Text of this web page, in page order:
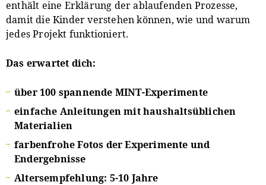
enthält eine Erklärung der ablaufenden Prozesse,
damit die Kinder verstehen können, wie und warum
jedes Projekt funktioniert.
Das erwartet dich:
über 100 spannende MINT-Experimente
einfache Anleitungen mit haushaltsüblichen
Materialien
farbenfrohe Fotos der Experimente und
Endergebnisse
Altersempfehlung: 5-10 Jahre